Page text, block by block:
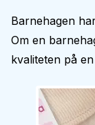
Barnehagen
Om en
kvaliteten på